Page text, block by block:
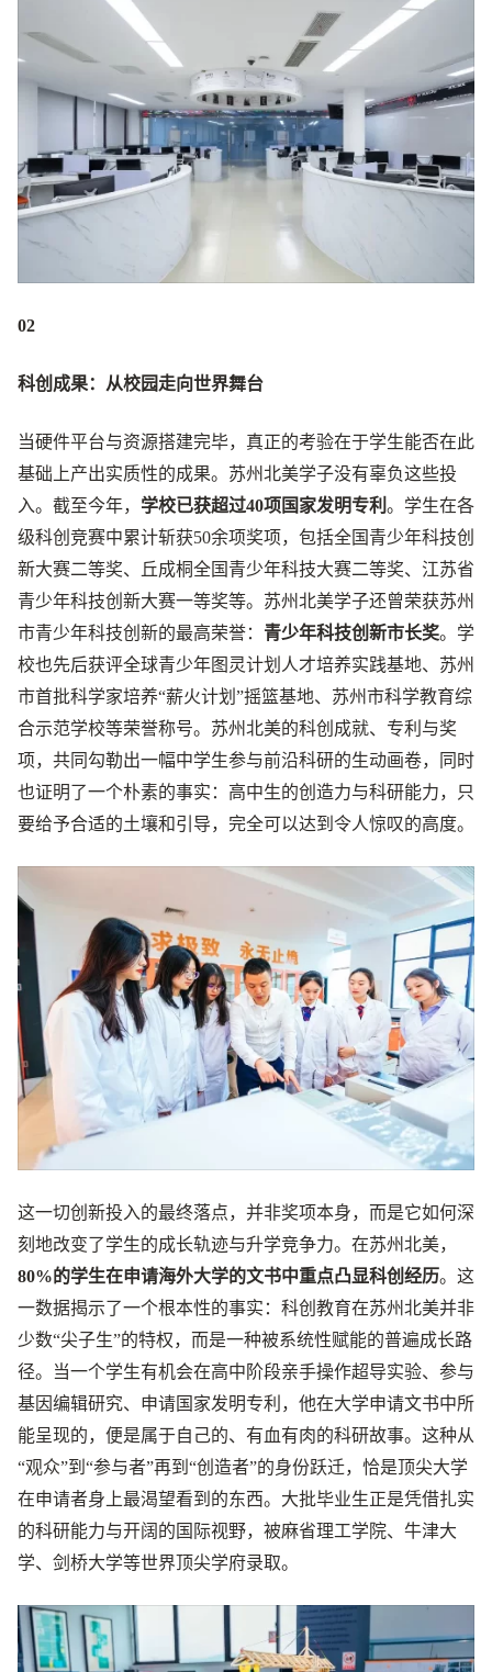
02
科创成果：从校园走向世界舞台
当硬件平台与资源搭建完毕，真正的考验在于学生能否在此
基础上产出实质性的成果。苏州北美学子没有辜负这些投
入。截至今年， 学校已获超过40项国家发明专利 。学生在各
级科创竞赛中累计斩获50余项奖项，包括全国青少年科技创
新大赛二等奖、丘成桐全国青少年科技大赛二等奖、江苏省
青少年科技创新大赛一等奖等。苏州北美学子还曾荣获苏州
市青少年科技创新的最高荣誉： 青少年科技创新市长奖。学
校也先后获评全球青少年图灵计划人才培养实践基地、苏州
市首批科学家培养“薪火计划”摇篮基地、苏州市科学教育综
合示范学校等荣誉称号。苏州北美的科创成就、专利与奖
项，共同勾勒出一幅中学生参与前沿科研的生动画卷，同时
也证明了一个朴素的事实：高中生的创造力与科研能力，只
要给予合适的土壤和引导，完全可以达到令人惊叹的高度。
这一切创新投入的最终落点，并非奖项本身，而是它如何深
刻地改变了学生的成长轨迹与升学竞争力。在苏州北美，
80%的学生在申请海外大学的文书中重点凸显科创经历。这
一数据揭示了一个根本性的事实：科创教育在苏州北美并非
少数“尖子生”的特权，而是一种被系统性赋能的普遍成长路
径。当一个学生有机会在高中阶段亲手操作超导实验、参与
基因编辑研究、申请国家发明专利，他在大学申请文书中所
能呈现的，便是属于自己的、有血有肉的科研故事。这种从
“观众”到“参与者”再到“创造者”的身份跃迁，恰是顶尖大学
在申请者身上最渴望看到的东西。大批毕业生正是凭借扎实
的科研能力与开阔的国际视野，被麻省理工学院、牛津大
学、剑桥大学等世界顶尖学府录取。